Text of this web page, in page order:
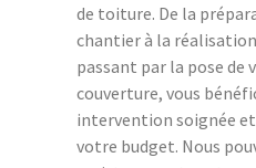
de toiture. De la
chantier à la
passant par la pose de
couverture, vous
intervention soignée
votre budget. Nous